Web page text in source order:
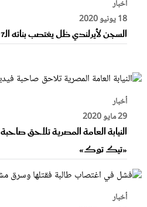
أخبار
18 يونيو 2020
السجن لأيرلندي ظل يغتصب بناته الـ7 وشقيقته 23 عامًا
أخبار
29 مايو 2020
النيابة العامة المصرية تلاحق
«تيك توك»
أخبار